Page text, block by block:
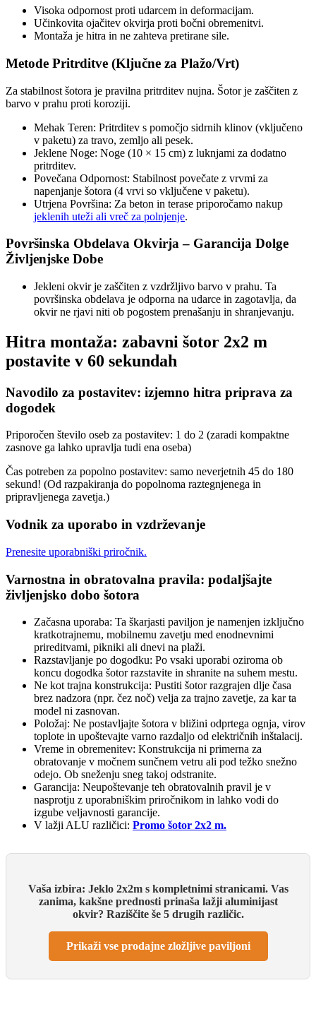
Visoka odpornost proti udarcem in deformacijam.
Učinkovita ojačitev okvirja proti bočni obremenitvi.
Montaža je hitra in ne zahteva pretirane sile.
Metode Pritrditve (Ključne za Plažo/Vrt)
Za stabilnost šotora je pravilna pritrditev nujna. Šotor je zaščiten z
barvo v prahu proti koroziji.
Mehak Teren: Pritrditev s pomočjo sidrnih klinov (vključeno
v paketu) za travo, zemljo ali pesek.
Jeklene Noge: Noge (10 × 15 cm) z luknjami za dodatno
pritrditev.
Povečana Odpornost: Stabilnost povečate z vrvmi za
napenjanje šotora (4 vrvi so vključene v paketu).
Utrjena Površina: Za beton in terase priporočamo nakup
jeklenih uteži ali vreč za polnjenje.
Površinska Obdelava Okvirja – Garancija Dolge
Življenjske Dobe
Jekleni okvir je zaščiten z vzdržljivo barvo v prahu. Ta
površinska obdelava je odporna na udarce in zagotavlja, da
okvir ne rjavi niti ob pogostem prenašanju in shranjevanju.
Hitra montaža: zabavni šotor 2x2 m
postavite v 60 sekundah
Navodilo za postavitev: izjemno hitra priprava za
dogodek
Priporočen število oseb za postavitev: 1 do 2 (zaradi kompaktne
zasnove ga lahko upravlja tudi ena oseba)
Čas potreben za popolno postavitev: samo neverjetnih 45 do 180
sekund! (Od razpakiranja do popolnoma raztegnjenega in
pripravljenega zavetja.)
Vodnik za uporabo in vzdrževanje
Prenesite uporabniški priročnik.
Varnostna in obratovalna pravila: podaljšajte
življenjsko dobo šotora
Začasna uporaba: Ta škarjasti paviljon je namenjen izključno
kratkotrajnemu, mobilnemu zavetju med enodnevnimi
prireditvami, pikniki ali dnevi na plaži.
Razstavljanje po dogodku: Po vsaki uporabi oziroma ob
koncu dogodka šotor razstavite in shranite na suhem mestu.
Ne kot trajna konstrukcija: Pustiti šotor razgrajen dlje časa
brez nadzora (npr. čez noč) velja za trajno zavetje, za kar ta
model ni zasnovan.
Položaj: Ne postavljajte šotora v bližini odprtega ognja, virov
toplote in upoštevajte varno razdaljo od električnih inštalacij.
Vreme in obremenitev: Konstrukcija ni primerna za
obratovanje v močnem sunčnem vetru ali pod težko snežno
odejo. Ob sneženju sneg takoj odstranite.
Garancija: Neupoštevanje teh obratovalnih pravil je v
nasprotju z uporabniškim priročnikom in lahko vodi do
izgube veljavnosti garancije.
V lažji ALU različici: Promo šotor 2x2 m.
Vaša izbira: Jeklo 2x2m s kompletnimi stranicami. Vas
zanima, kakšne prednosti prinaša lažji aluminijast
okvir? Raziščite še 5 drugih različic.
Prikaži vse prodajne zložljive paviljoni